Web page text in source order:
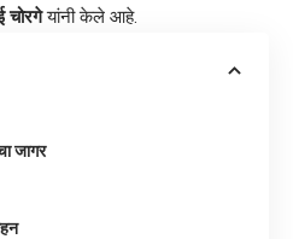
चोरगेयांनी केले आहे.
जागर